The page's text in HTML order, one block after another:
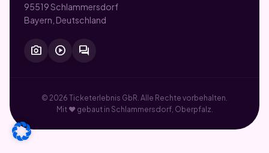
95519 Schlammersdorf
Bayern, Deutschland
photo_camera play_circle forum
© 2026 Ticketerlebnis GbR. Alle Rechte vorbehalten.
Mit ♥ gebaut in Schlammersdorf, Oberpfalz.